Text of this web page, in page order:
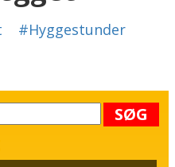
#Hyggestunder
SØG